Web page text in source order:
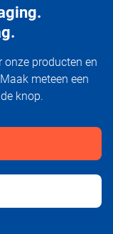
onze producten en
meteen een
knop.